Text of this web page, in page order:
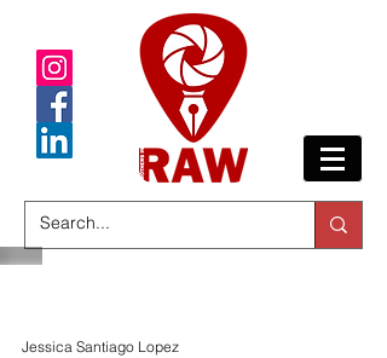
Jessica Santiago Lopez